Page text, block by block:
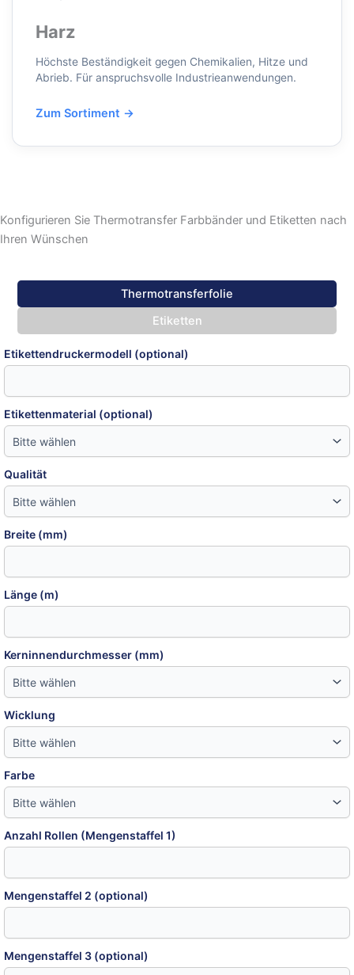
Harz
Höchste Beständigkeit gegen Chemikalien, Hitze und
Abrieb. Für anspruchsvolle Industrieanwendungen.
Zum Sortiment →
Konfigurieren Sie Thermotransfer Farbbänder und Etiketten nach
Ihren Wünschen
Thermotransferfolie
Etiketten
Etikettendruckermodell (optional)
Etikettenmaterial (optional)
Qualität
Breite (mm)
Länge (m)
Kerninnendurchmesser (mm)
Wicklung
Farbe
Anzahl Rollen (Mengenstaffel 1)
Mengenstaffel 2 (optional)
Mengenstaffel 3 (optional)